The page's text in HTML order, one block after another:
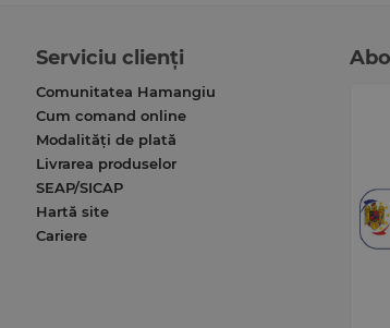
Serviciu clienți
Comunitatea Hamangiu
Cum comand online
Modalități de plată
Livrarea produselor
SEAP/SICAP
Hartă site
Cariere